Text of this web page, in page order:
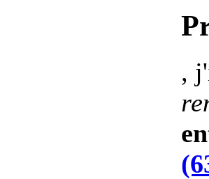
,